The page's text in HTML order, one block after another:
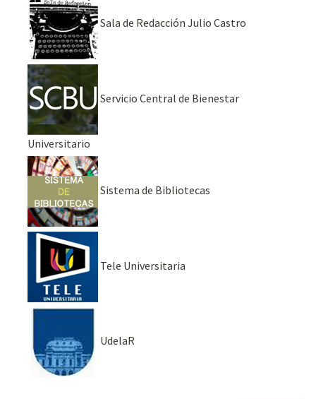
Sala de Redacción Julio Castro
Servicio Central de Bienestar
Universitario
Sistema de Bibliotecas
Tele Universitaria
UdelaR